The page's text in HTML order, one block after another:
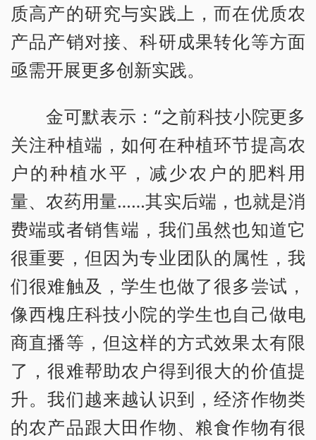
质高产的研究与实践上，而在优质农
产品产销对接、科研成果转化等方面
亟需开展更多创新实践。
金可默表示：“之前科技小院更多
关注种植端，如何在种植环节提高农
户的种植水平，减少农户的肥料用
量、农药用量……其实后端，也就是消
费端或者销售端，我们虽然也知道它
很重要，但因为专业团队的属性，我
们很难触及，学生也做了很多尝试，
像西槐庄科技小院的学生也自己做电
商直播等，但这样的方式效果太有限
了，很难帮助农户得到很大的价值提
升。我们越来越认识到，经济作物类
的农产品跟大田作物、粮食作物有很